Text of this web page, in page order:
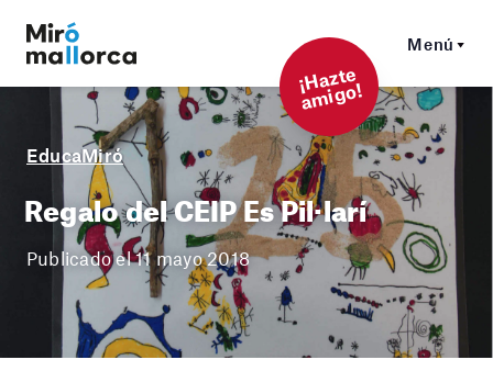
Menú
¡
Hazt
e
a
mi
g
o!
EducaMiró
Regalo del CEIP Es Pil·larí
Publicado el 11 mayo 2018